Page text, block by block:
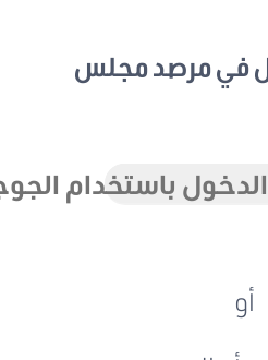
مرصد مجلس
باستخدام الجوجل